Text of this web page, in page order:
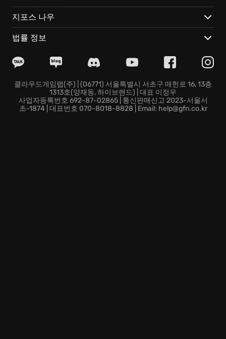
Remastered는 다음과 같은 특징을 자랑합니다:
더욱 향상된 그래픽과 부드러운 게임 플레이는 한층 더
손에 땀을 쥐게 하는 전투 시스템과 퍼즐 요소는 플레이
클라우드 게이밍 기능을 통해 언제 어디서든 Raziel의 복
수극에 참여할 수 있습니다.
지금 바로 Legacy of Kain Soul Reaver 1&2
지포스 나우
법률 정보
클라우드게임랩(주) | (06771) 서울특별시 서초구 매헌로 16, 13층
1313호(양재동, 하이브랜드) | 대표 이정우
사업자등록번호 692-87-02865 | 통신판매신고 2023-서울서
초-1874 | 대표번호 070-8018-8828 | Email: help@gfn.co.kr